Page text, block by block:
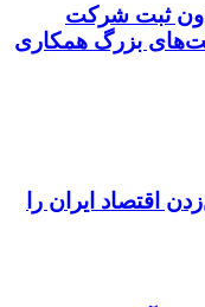
ثبت شرکت
بزرگ همکاری
اقتصاد ایران را